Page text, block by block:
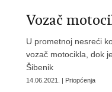
Vozač
U prometnoj nesreći
vozač motocikla, dok
Šibenik
14.06.2021. | Priopćenja